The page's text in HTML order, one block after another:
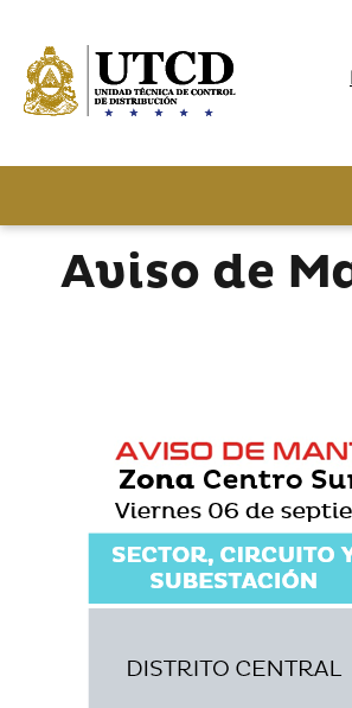
Aviso de